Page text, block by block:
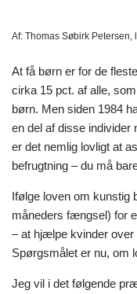
Af: Thomas Søbirk Petersen,
At få børn er for de
cirka 15 pct. af alle,
børn. Men siden 1984
en del af disse
er det nemlig lovligt at
befrugtning – du må
Ifølge loven om kunstig
måneders fængsel) for
– at hjælpe kvinder over
Spørgsmålet er nu, om
Jeg vil i det følgende